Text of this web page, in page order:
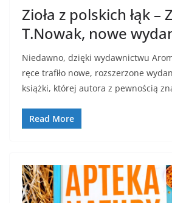
Zioła z polskich łąk –
T.Nowak, nowe
Niedawno, dzięki wydawnictwu
ręce trafiło nowe, rozszerzone
książki, której autora z pewnością
Read More